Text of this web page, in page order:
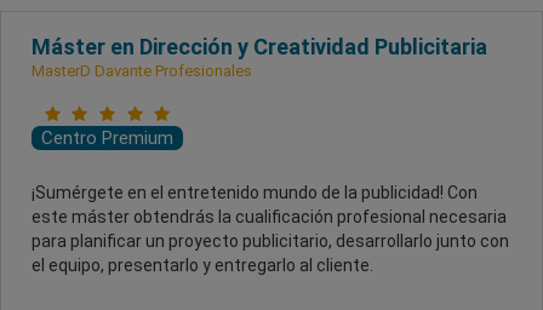
Máster en Dirección y Creatividad Publicitaria
MasterD Davante Profesionales
Centro Premium
¡Sumérgete en el entretenido mundo de la publicidad! Con
este máster obtendrás la cualificación profesional necesaria
para planificar un proyecto publicitario, desarrollarlo junto con
el equipo, presentarlo y entregarlo al cliente.